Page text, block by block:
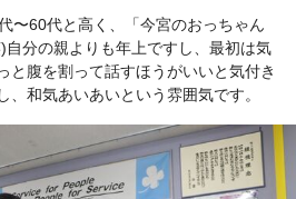
〜60代と高く、「今宮のおっちゃん
分の親よりも年上ですし、最初は気
と腹を割って話すほうがいいと気付き
、和気あいあいという雰囲気です。